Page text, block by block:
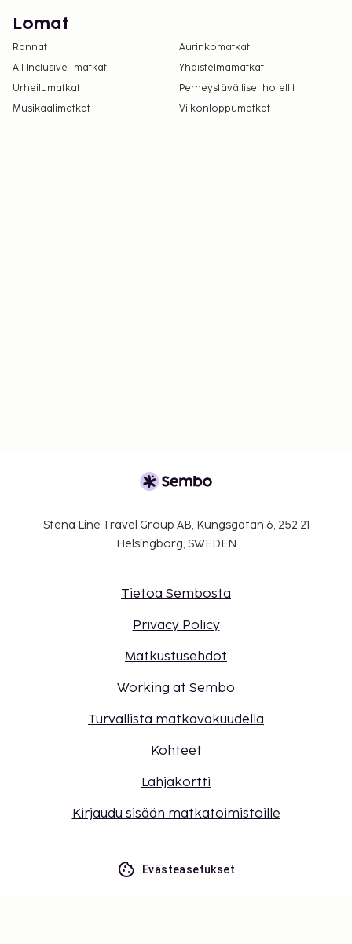
Lomat
Rannat
Aurinkomatkat
All Inclusive -matkat
Yhdistelmämatkat
Urheilumatkat
Perheystävälliset hotellit
Musikaalimatkat
Viikonloppumatkat
Stena Line Travel Group AB, Kungsgatan 6, 252 21
Helsingborg, SWEDEN
Tietoa Sembosta
Privacy Policy
Matkustusehdot
Working at Sembo
Turvallista matkavakuudella
Kohteet
Lahjakortti
Kirjaudu sisään matkatoimistoille
Evästeasetukset